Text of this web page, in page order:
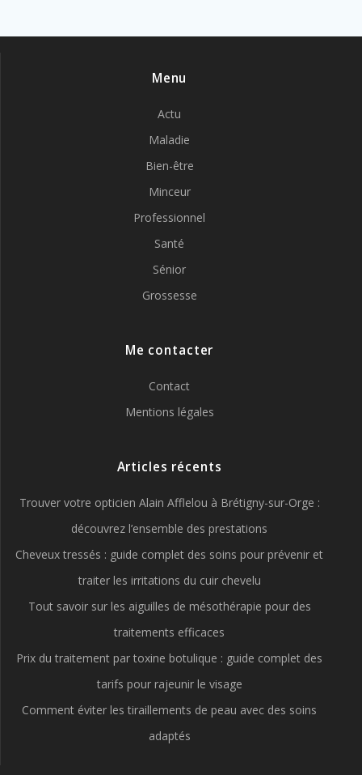
Menu
Actu
Maladie
Bien-être
Minceur
Professionnel
Santé
Sénior
Grossesse
Me contacter
Contact
Mentions légales
Articles récents
Trouver votre opticien Alain Afflelou à Brétigny-sur-Orge :
découvrez l’ensemble des prestations
Cheveux tressés : guide complet des soins pour prévenir et
traiter les irritations du cuir chevelu
Tout savoir sur les aiguilles de mésothérapie pour des
traitements efficaces
Prix du traitement par toxine botulique : guide complet des
tarifs pour rajeunir le visage
Comment éviter les tiraillements de peau avec des soins
adaptés